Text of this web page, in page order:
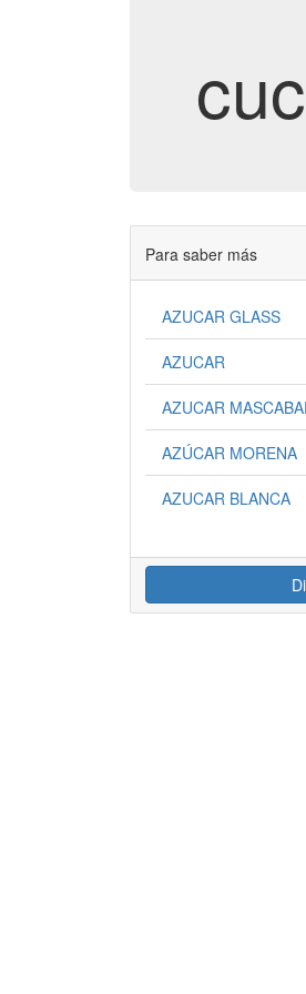
Para saber más
AZUCAR GLASS
AZUCAR
AZUCAR
AZÚCAR MORENA
AZUCAR BLANCA